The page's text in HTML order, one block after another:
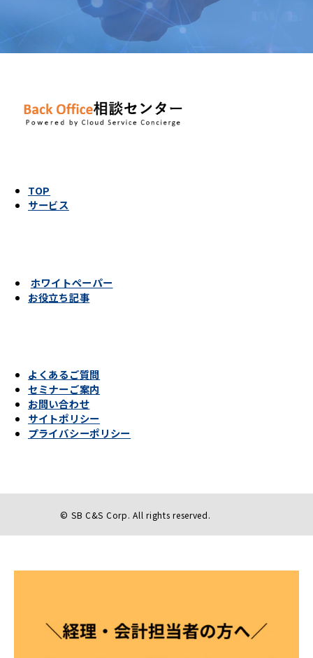
TOP
サービス
ホワイトペーパー
お役立ち記事
よくあるご質問
セミナーご案内
お問い合わせ
サイトポリシー
プライバシーポリシー
© SB C&S Corp. All rights reserved.